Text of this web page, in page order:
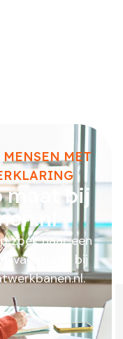
MENSEN MET
maat bij
zoek naar een
vacatures bij